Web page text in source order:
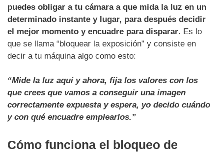
puedes obligar a tu cámara a que mida la luz en un
determinado instante y lugar, para después decidir
el mejor momento y encuadre para disparar. Es lo
que se llama “bloquear la exposición” y consiste en
decir a tu máquina algo como esto:
“Mide la luz aquí y ahora, fija los valores con los
que crees que vamos a conseguir una imagen
correctamente expuesta y espera, yo decido cuándo
y con qué encuadre emplearlos.”
Cómo funciona el bloqueo de